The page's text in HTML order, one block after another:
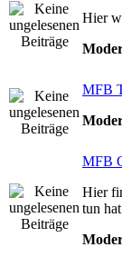
Hier
MFB
MFB
Hier
tun